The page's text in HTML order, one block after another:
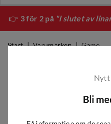
👉 3 för 2 på "I slutet av
Start Varumärken Gamo
Nytt
Bli